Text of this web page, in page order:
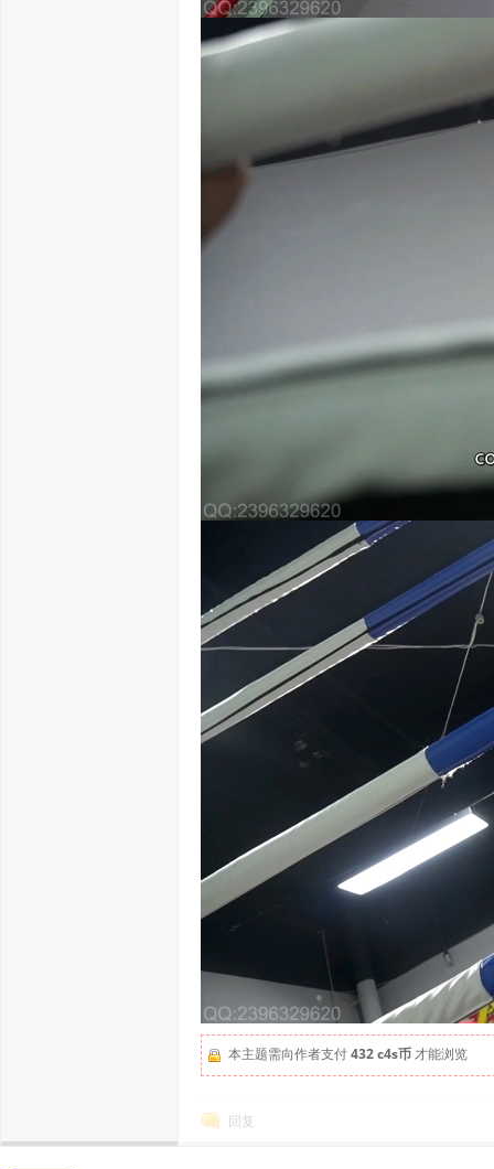
本主题需向作者支付432 c4s币才能浏览
回复